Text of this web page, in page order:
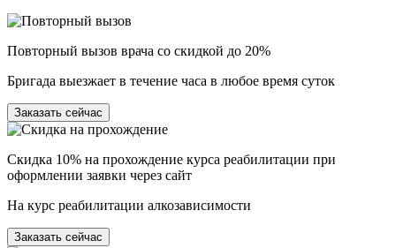
Повторный вызов врача со скидкой до 20%
Бригада выезжает в течение часа в любое время суток
Заказать сейчас
Скидка 10% на прохождение курса реабилитации при
оформлении заявки через сайт
На курс реабилитации алкозависимости
Заказать сейчас